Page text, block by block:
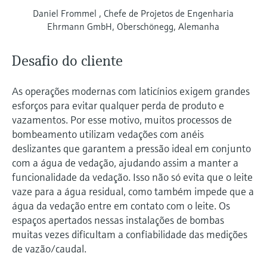
Daniel Frommel , Chefe de Projetos de Engenharia
Ehrmann GmbH, Oberschönegg, Alemanha
Desafio do cliente
As operações modernas com laticínios exigem grandes
esforços para evitar qualquer perda de produto e
vazamentos. Por esse motivo, muitos processos de
bombeamento utilizam vedações com anéis
deslizantes que garantem a pressão ideal em conjunto
com a água de vedação, ajudando assim a manter a
funcionalidade da vedação. Isso não só evita que o leite
vaze para a água residual, como também impede que a
água da vedação entre em contato com o leite. Os
espaços apertados nessas instalações de bombas
muitas vezes dificultam a confiabilidade das medições
de vazão/caudal.